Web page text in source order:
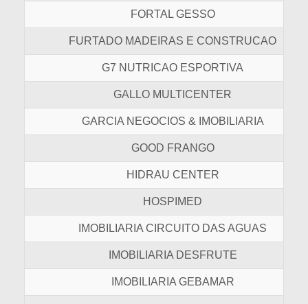
FORTAL GESSO
FURTADO MADEIRAS E CONSTRUCAO
G7 NUTRICAO ESPORTIVA
GALLO MULTICENTER
GARCIA NEGOCIOS & IMOBILIARIA
GOOD FRANGO
HIDRAU CENTER
HOSPIMED
IMOBILIARIA CIRCUITO DAS AGUAS
IMOBILIARIA DESFRUTE
IMOBILIARIA GEBAMAR